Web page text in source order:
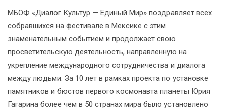
МБОФ «Диалог Культур — Единый Мир» поздравляет всех
собравшихся на фестивале в Мексике с этим
знаменательным событием и продолжает свою
просветительскую деятельность, направленную на
укрепление международного сотрудничества и диалога
между людьми. За 10 лет в рамках проекта по установке
памятников и бюстов первого космонавта планеты Юрия
Гагарина более чем в 50 странах мира было установлено